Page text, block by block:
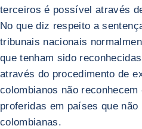
terceiros é possível através
No que diz respeito a
tribunais nacionais
que tenham sido
através do procedimento de
colombianos não
proferidas em países que
colombianas.